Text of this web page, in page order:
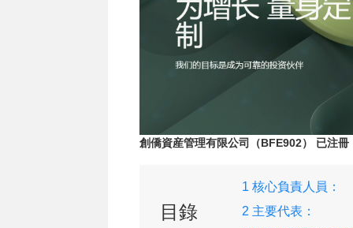
創僑資産管理有限公司（BFE902） 已注冊
目錄
1 核心負責人員：
2 主要代表：